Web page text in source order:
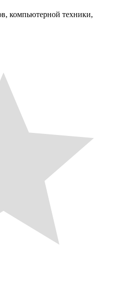
компьютерной техники,